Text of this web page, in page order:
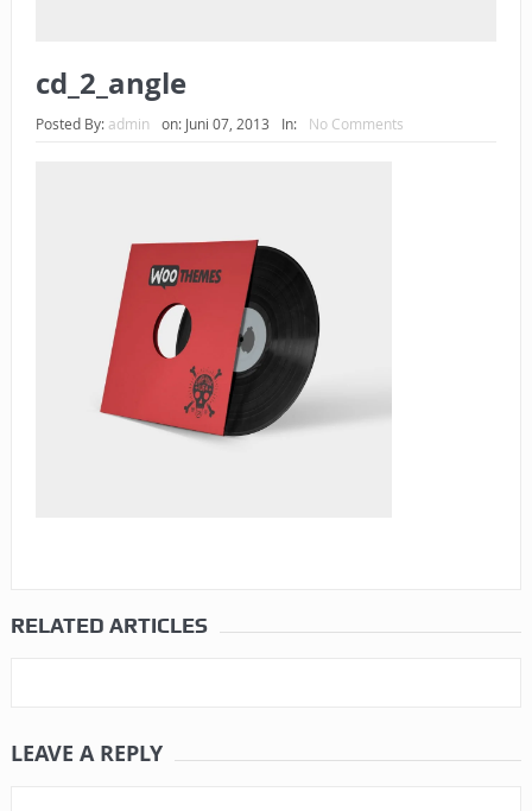
cd_2_angle
Posted By: admin on: Juni 07, 2013 In: No Comments
RELATED ARTICLES
LEAVE A REPLY